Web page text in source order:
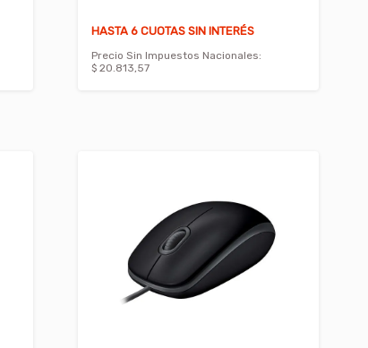
HASTA 6 CUOTAS SIN INTERÉS
Precio Sin Impuestos Nacionales:
$ 20.813,57